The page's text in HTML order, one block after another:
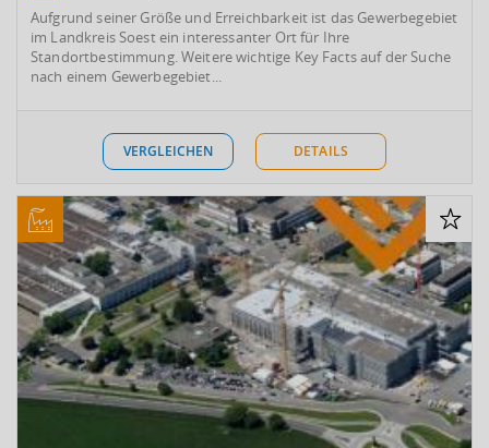
Aufgrund seiner Größe und Erreichbarkeit ist das Gewerbegebiet
im Landkreis Soest ein interessanter Ort für Ihre
Standortbestimmung. Weitere wichtige Key Facts auf der Suche
nach einem Gewerbegebiet...
VERGLEICHEN DETAILS